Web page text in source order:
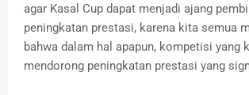
agar Kasal Cup dapat menjadi ajang
peningkatan prestasi, karena kita semua
bahwa dalam hal apapun, kompetisi yang
mendorong peningkatan prestasi yang